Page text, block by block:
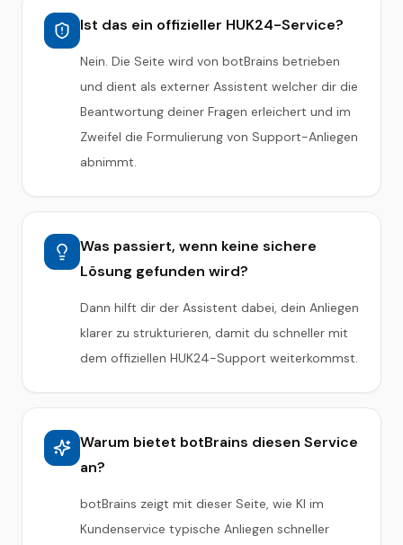
Ist das ein offizieller HUK24-Service?
Nein. Die Seite wird von botBrains betrieben
und dient als externer Assistent welcher dir die
Beantwortung deiner Fragen erleichert und im
Zweifel die Formulierung von Support-Anliegen
abnimmt.
Was passiert, wenn keine sichere
Lösung gefunden wird?
Dann hilft dir der Assistent dabei, dein Anliegen
klarer zu strukturieren, damit du schneller mit
dem offiziellen HUK24-Support weiterkommst.
Warum bietet botBrains diesen Service
an?
botBrains zeigt mit dieser Seite, wie KI im
Kundenservice typische Anliegen schneller